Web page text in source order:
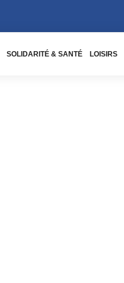
SOLIDARITÉ & SANTÉ LOISIRS